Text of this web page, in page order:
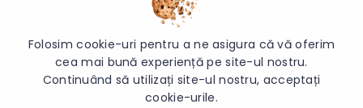
© 2026 Gimnaziul „Ion Creangă”, s. Teleșeu, r. Orhei - Toate
drepturile rezervate.
Folosim cookie-uri pentru a ne asigura că vă oferim
cea mai bună experiență pe site-ul nostru.
Continuând să utilizați site-ul nostru, acceptați
cookie-urile.